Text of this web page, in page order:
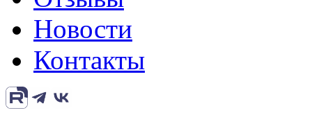
Новости
Контакты